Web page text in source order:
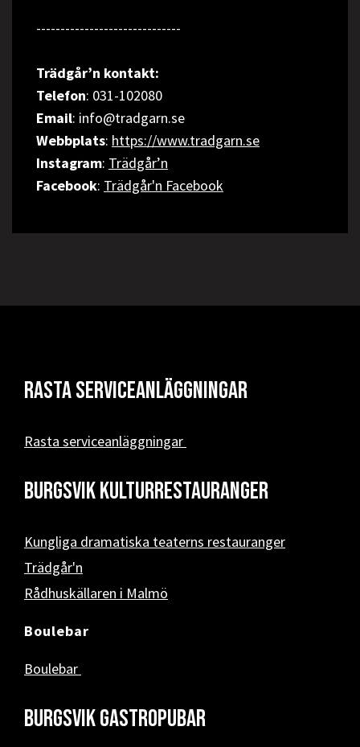
------------------------------
Trädgår’n kontakt:
Telefon: 031-102080
Email: info@tradgarn.se
Webbplats: https://www.tradgarn.se
Instagram: Trädgår’n
Facebook: Trädgår'n Facebook
Rasta serviceanläggningar
Rasta serviceanläggningar
Burgsvik kulturrestauranger
Kungliga dramatiska teaterns restauranger
Trädgår'n
Rådhuskällaren i Malmö
Boulebar
Boulebar
Burgsvik Gastropubar